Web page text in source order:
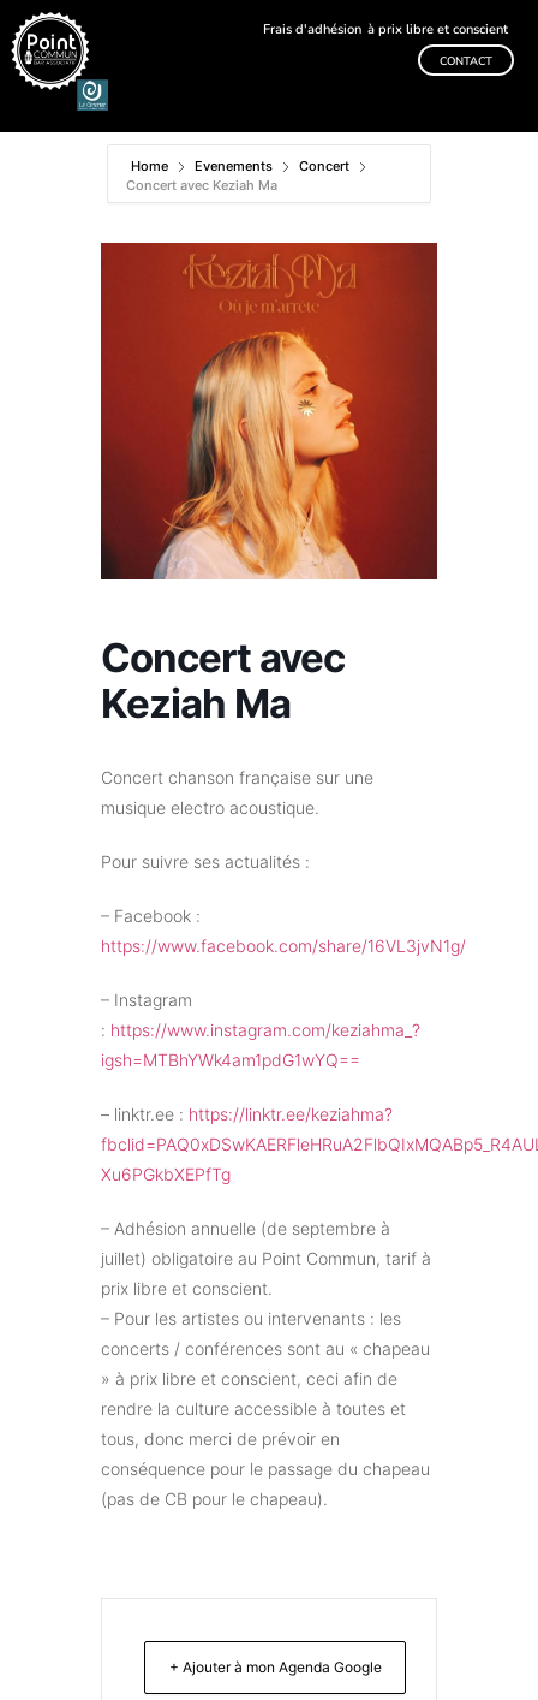
Frais d'adhésion à prix libre et conscient
CONTACT
Home Evenements
Concert
Concert avec Keziah Ma
Concert avec
Keziah Ma
Concert chanson française sur une
musique electro acoustique.
Pour suivre ses actualités :
– Facebook :
https://www.facebook.com/share/16VL3jvN1g/
– Instagram
: https://www.instagram.com/keziahma_?
igsh=MTBhYWk4am1pdG1wYQ==
– linktr.ee : https://linktr.ee/keziahma?
Xu6PGkbXEPfTg
– Adhésion annuelle (de septembre à
juillet) obligatoire au Point Commun, tarif à
prix libre et conscient.
– Pour les artistes ou intervenants : les
concerts / conférences sont au « chapeau
» à prix libre et conscient, ceci afin de
rendre la culture accessible à toutes et
tous, donc merci de prévoir en
conséquence pour le passage du chapeau
(pas de CB pour le chapeau).
+ Ajouter à mon Agenda Google